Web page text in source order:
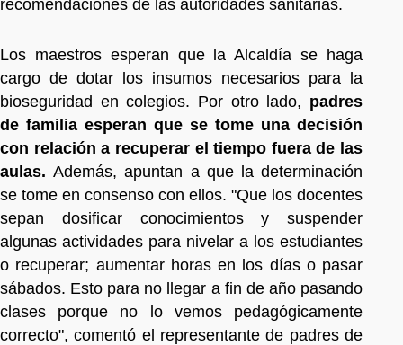
recomendaciones de las autoridades sanitarias.
Los maestros esperan que la Alcaldía se haga
cargo de dotar los insumos necesarios para la
bioseguridad en colegios. Por otro lado, padres
de familia esperan que se tome una decisión
con relación a recuperar el tiempo fuera de las
aulas.Además, apuntan a que la determinación
se tome en consenso con ellos. "Que los docentes
sepan dosificar conocimientos y suspender
algunas actividades para nivelar a los estudiantes
o recuperar; aumentar horas en los días o pasar
sábados. Esto para no llegar a fin de año pasando
clases porque no lo vemos pedagógicamente
correcto", comentó el representante de padres de